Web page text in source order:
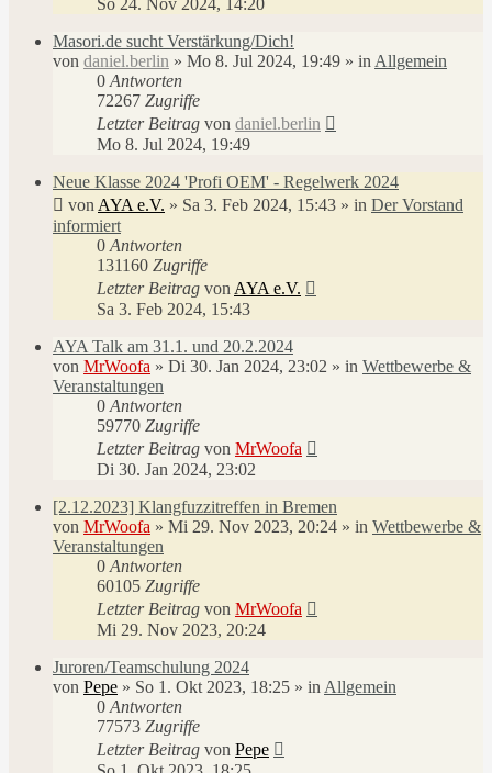
So 24. Nov 2024, 14:20
Masori.de sucht Verstärkung/Dich!
von daniel.berlin » Mo 8. Jul 2024, 19:49 » in Allgemein
0 Antworten
72267 Zugriffe
Letzter Beitrag von daniel.berlin
Mo 8. Jul 2024, 19:49
Neue Klasse 2024 'Profi OEM' - Regelwerk 2024
von AYA e.V. » Sa 3. Feb 2024, 15:43 » in Der Vorstand
informiert
0 Antworten
131160 Zugriffe
Letzter Beitrag von AYA e.V.
Sa 3. Feb 2024, 15:43
AYA Talk am 31.1. und 20.2.2024
von MrWoofa » Di 30. Jan 2024, 23:02 » in Wettbewerbe &
Veranstaltungen
0 Antworten
59770 Zugriffe
Letzter Beitrag von MrWoofa
Di 30. Jan 2024, 23:02
[2.12.2023] Klangfuzzitreffen in Bremen
von MrWoofa » Mi 29. Nov 2023, 20:24 » in Wettbewerbe &
Veranstaltungen
0 Antworten
60105 Zugriffe
Letzter Beitrag von MrWoofa
Mi 29. Nov 2023, 20:24
Juroren/Teamschulung 2024
von Pepe » So 1. Okt 2023, 18:25 » in Allgemein
0 Antworten
77573 Zugriffe
Letzter Beitrag von Pepe